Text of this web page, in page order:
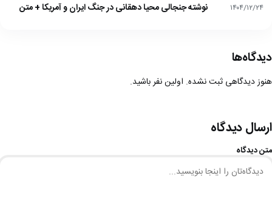
۱۴۰۴/۱۲/۲۴ نوشته جنجالی محیا دهقانی در جنگ ایران و آمریکا + متن
دیدگاه‌ها
هنوز دیدگاهی ثبت نشده. اولین نفر باشید.
ارسال دیدگاه
متن دیدگاه